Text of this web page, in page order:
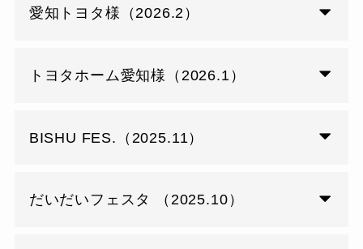
愛知トヨタ様（2026.2）
トヨタホーム愛知様（2026.1）
BISHU FES.（2025.11）
だいだいフェスタ （2025.10）